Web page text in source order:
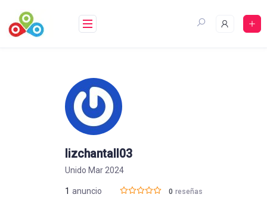
contenido
lizchantall03
Unido Mar 2024
1 anuncio 0 reseñas